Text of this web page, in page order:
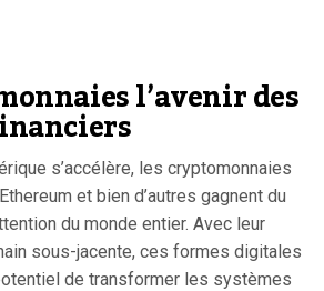
l’avenir des
s’accélère, les cryptomonnaies
et bien d’autres gagnent du
du monde entier. Avec leur
sous-jacente, ces formes digitales
de transformer les systèmes